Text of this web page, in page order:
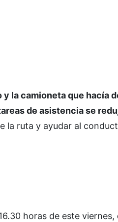
y la camioneta que hacía
de asistencia se
la ruta y ayudar al
horas de este viernes,